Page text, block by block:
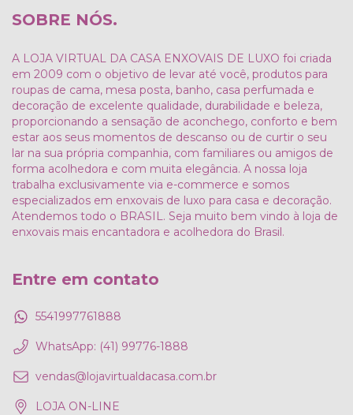
SOBRE NÓS.
A LOJA VIRTUAL DA CASA ENXOVAIS DE LUXO foi criada
em 2009 com o objetivo de levar até você, produtos para
roupas de cama, mesa posta, banho, casa perfumada e
decoração de excelente qualidade, durabilidade e beleza,
proporcionando a sensação de aconchego, conforto e bem
estar aos seus momentos de descanso ou de curtir o seu
lar na sua própria companhia, com familiares ou amigos de
forma acolhedora e com muita elegância. A nossa loja
trabalha exclusivamente via e-commerce e somos
especializados em enxovais de luxo para casa e decoração.
Atendemos todo o BRASIL. Seja muito bem vindo à loja de
enxovais mais encantadora e acolhedora do Brasil.
Entre em contato
5541997761888
WhatsApp: (41) 99776-1888
vendas@lojavirtualdacasa.com.br
LOJA ON-LINE